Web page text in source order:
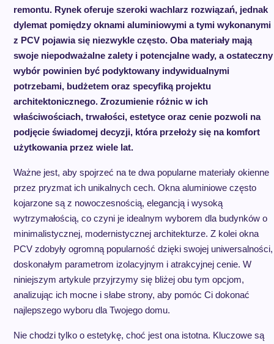
remontu. Rynek oferuje szeroki wachlarz rozwiązań, jednak
dylemat pomiędzy oknami aluminiowymi a tymi wykonanymi
z PCV pojawia się niezwykle często. Oba materiały mają
swoje niepodważalne zalety i potencjalne wady, a ostateczny
wybór powinien być podyktowany indywidualnymi
potrzebami, budżetem oraz specyfiką projektu
architektonicznego. Zrozumienie różnic w ich
właściwościach, trwałości, estetyce oraz cenie pozwoli na
podjęcie świadomej decyzji, która przełoży się na komfort
użytkowania przez wiele lat.
Ważne jest, aby spojrzeć na te dwa popularne materiały okienne
przez pryzmat ich unikalnych cech. Okna aluminiowe często
kojarzone są z nowoczesnością, elegancją i wysoką
wytrzymałością, co czyni je idealnym wyborem dla budynków o
minimalistycznej, modernistycznej architekturze. Z kolei okna
PCV zdobyły ogromną popularność dzięki swojej uniwersalności,
doskonałym parametrom izolacyjnym i atrakcyjnej cenie. W
niniejszym artykule przyjrzymy się bliżej obu tym opcjom,
analizując ich mocne i słabe strony, aby pomóc Ci dokonać
najlepszego wyboru dla Twojego domu.
Nie chodzi tylko o estetykę, choć jest ona istotna. Kluczowe są